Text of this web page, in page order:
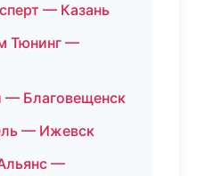
— Казань
Тюнинг —
Благовещенск
— Ижевск
—